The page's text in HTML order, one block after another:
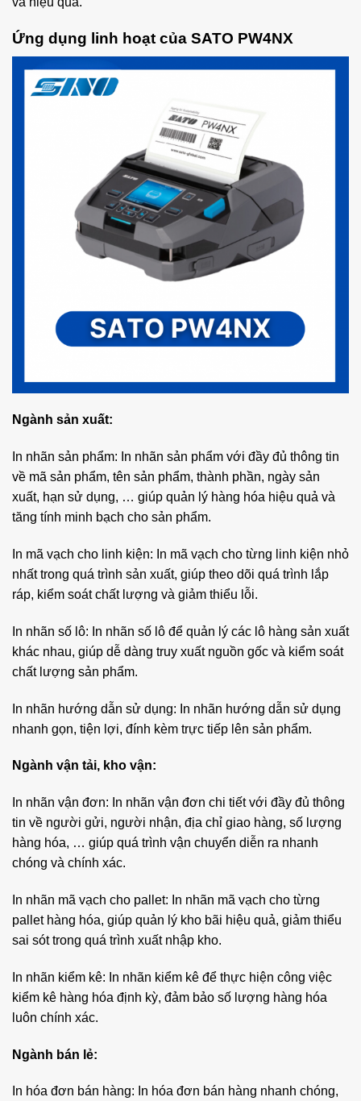
Ứng dụng linh hoạt của SATO PW4NX
Ngành sản xuất:
In nhãn sản phẩm: In nhãn sản phẩm với đầy đủ thông tin
về mã sản phẩm, tên sản phẩm, thành phần, ngày sản
xuất, hạn sử dụng, … giúp quản lý hàng hóa hiệu quả và
tăng tính minh bạch cho sản phẩm.
In mã vạch cho linh kiện: In mã vạch cho từng linh kiện nhỏ
nhất trong quá trình sản xuất, giúp theo dõi quá trình lắp
ráp, kiểm soát chất lượng và giảm thiểu lỗi.
In nhãn số lô: In nhãn số lô để quản lý các lô hàng sản xuất
khác nhau, giúp dễ dàng truy xuất nguồn gốc và kiểm soát
chất lượng sản phẩm.
In nhãn hướng dẫn sử dụng: In nhãn hướng dẫn sử dụng
nhanh gọn, tiện lợi, đính kèm trực tiếp lên sản phẩm.
Ngành vận tải, kho vận:
In nhãn vận đơn: In nhãn vận đơn chi tiết với đầy đủ thông
tin về người gửi, người nhận, địa chỉ giao hàng, số lượng
hàng hóa, … giúp quá trình vận chuyển diễn ra nhanh
chóng và chính xác.
In nhãn mã vạch cho pallet: In nhãn mã vạch cho từng
pallet hàng hóa, giúp quản lý kho bãi hiệu quả, giảm thiểu
sai sót trong quá trình xuất nhập kho.
In nhãn kiểm kê: In nhãn kiểm kê để thực hiện công việc
kiểm kê hàng hóa định kỳ, đảm bảo số lượng hàng hóa
luôn chính xác.
Ngành bán lẻ:
In hóa đơn bán hàng: In hóa đơn bán hàng nhanh chóng,